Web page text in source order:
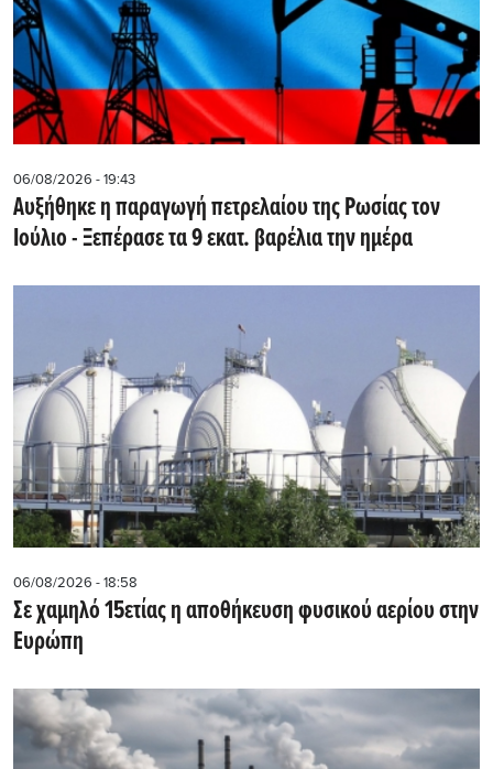
06/08/2026 - 19:43
Αυξήθηκε η παραγωγή πετρελαίου της Ρωσίας τον
Ιούλιο - Ξεπέρασε τα 9 εκατ. βαρέλια την ημέρα
06/08/2026 - 18:58
Σε χαμηλό 15ετίας η αποθήκευση φυσικού αερίου στην
Ευρώπη